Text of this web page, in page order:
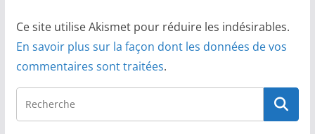
Ce site utilise Akismet pour réduire les indésirables.
En savoir plus sur la façon dont les données de vos
commentaires sont traitées.